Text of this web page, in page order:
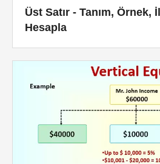
Üst Satır - Tanım, Örnek,
Hesapla